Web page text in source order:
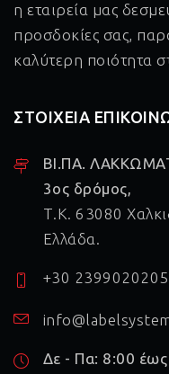
η εταιρεία μας
προσδοκίες σας,
καλύτερη ποιότητα
ΣΤΟΙΧΕΙΑ
ΒΙ.ΠΑ.
3ος δρόμος,
Τ.Κ. 63080
Ελλάδα.
+30 2399020205
Δε - Πα: 8:00